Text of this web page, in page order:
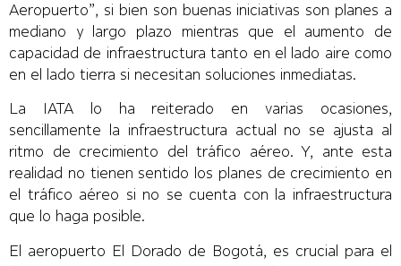
Aeropuerto”, si bien son buenas iniciativas son planes a
mediano y largo plazo mientras que el aumento de
capacidad de infraestructura tanto en el lado aire como
en el lado tierra si necesitan soluciones inmediatas.
La IATA lo ha reiterado en varias ocasiones,
sencillamente la infraestructura actual no se ajusta al
ritmo de crecimiento del tráfico aéreo. Y, ante esta
realidad no tienen sentido los planes de crecimiento en
el tráfico aéreo si no se cuenta con la infraestructura
que lo haga posible.
El aeropuerto El Dorado de Bogotá, es crucial para el